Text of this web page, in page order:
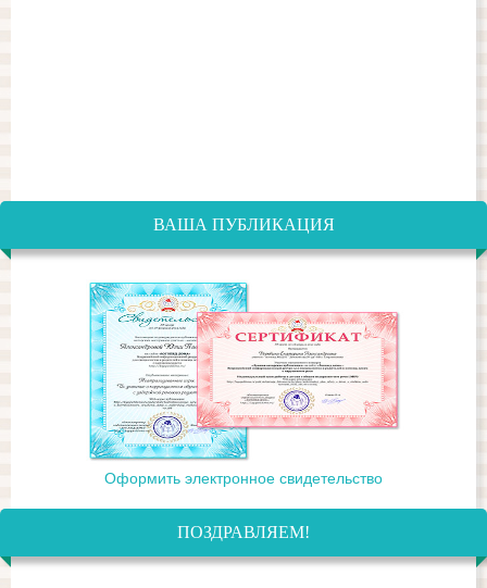
ВАША ПУБЛИКАЦИЯ
Оформить электронное свидетельство
ПОЗДРАВЛЯЕМ!